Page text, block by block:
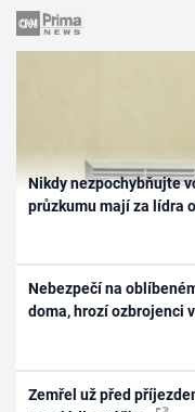
Nikdy nezpochybňujte
průzkumu mají za lídra
Nebezpečí na
doma, hrozí ozbrojenci
Zemřel už před